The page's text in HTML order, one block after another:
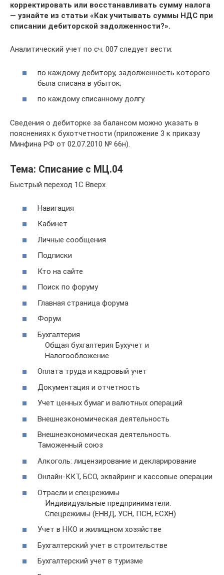
корректировать или восстанавливать сумму налога
— узнайте из статьи «Как учитывать суммы НДС при
списании дебиторской задолженности?».
Аналитический учет по сч. 007 следует вести:
по каждому дебитору, задолженность которого
была списана в убыток;
по каждому списанному долгу.
Сведения о дебиторке за балансом можно указать в
пояснениях к бухотчетности (приложение 3 к приказу
Минфина РФ от 02.07.2010 № 66н).
Тема: Списание с МЦ.04
Быстрый переход 1C Вверх
Навигация
Кабинет
Личные сообщения
Подписки
Кто на сайте
Поиск по форуму
Главная страница форума
Форум
Бухгалтерия
Общая бухгалтерия Бухучет и
Налогообложение
Оплата труда и кадровый учет
Документация и отчетность
Учет ценных бумаг и валютных операций
Внешнеэкономическая деятельность
Внешнеэкономическая деятельность.
Таможенный союз
Алкоголь: лицензирование и декларирование
Онлайн-ККТ, БСО, эквайринг и кассовые операции
Отрасли и спецрежимы
Индивидуальные предприниматели.
Спецрежимы (ЕНВД, УСН, ПСН, ЕСХН)
Учет в НКО и жилищном хозяйстве
Бухгалтерский учет в строительстве
Бухгалтерский учет в туризме